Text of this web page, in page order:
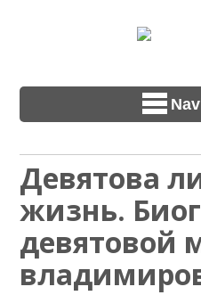
Девятова
жизнь.
девятовой